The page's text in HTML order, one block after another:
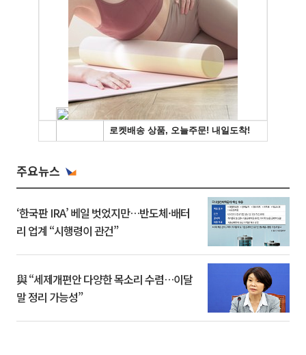
주요뉴스
‘한국판 IRA’ 베일 벗었지만…반도체·배터
리 업계 “시행령이 관건”
與 “세제개편안 다양한 목소리 수렴…이달
말 정리 가능성”